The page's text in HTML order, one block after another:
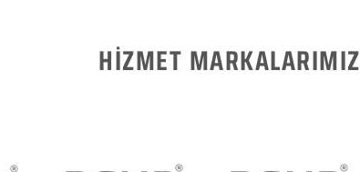
HİZMET MARKALARIMIZ